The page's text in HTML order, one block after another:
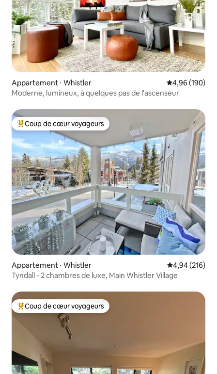
Appartement ⋅ Whistler Évaluation
4,96 (190)
Moderne, lumineux, à quelques pas de l'ascenseur
Coups de cœur voyageurs les plus appréciés
Coup de cœur voyageurs
Appartement ⋅ Whistler Évaluation
4,94 (216)
Tyndall - 2 chambres de luxe, Main Whistler Village
Coups de cœur voyageurs les plus appréciés
Coup de cœur voyageurs